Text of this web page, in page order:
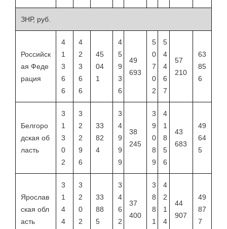
ЗНР, руб.
Российск
ая Феде
рация
4
1
3
6
6
4
2
3
6
6
45
04
1
4
5
9
3
6
49
693
5
0
7
0
2
5
4
4
6
7
57
210
63
85
6
Белгоро
дская об
ласть
3
1
3
0
2
3
2
2
9
6
33
82
4
3
4
9
9
9
38
245
3
9
0
8
9
4
1
8
5
6
43
683
49
64
5
Ярослав
ская обл
асть
3
1
4
4
3
2
0
2
33
88
5
3
4
6
2
37
400
3
8
8
1
4
2
1
4
44
907
49
87
7